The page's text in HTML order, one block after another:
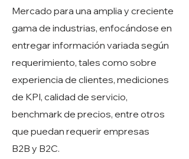
Mercado para una amplia y creciente
gama de industrias, enfocándose en
entregar información variada según
requerimiento, tales como sobre
experiencia de clientes, mediciones
de KPI, calidad de servicio,
benchmark de precios, entre otros
que puedan requerir empresas
B2B y B2C.